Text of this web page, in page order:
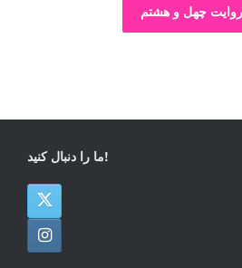
ما را دنبال کنید!